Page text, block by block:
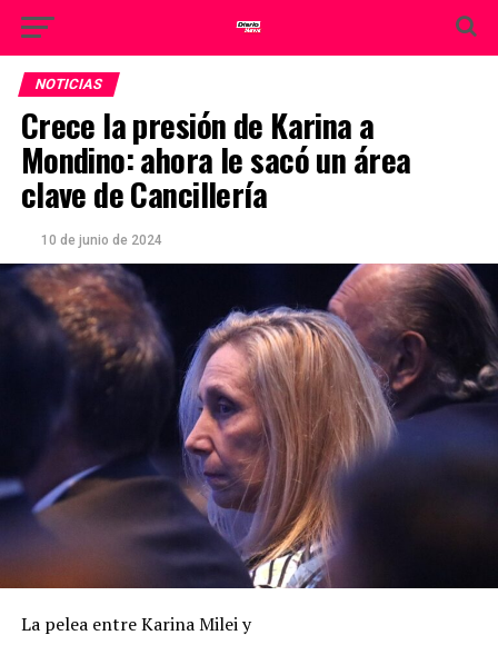
NOTICIAS
Crece la presión de Karina a
Mondino: ahora le sacó un área
clave de Cancillería
10 de junio de 2024
La pelea entre Karina Milei y